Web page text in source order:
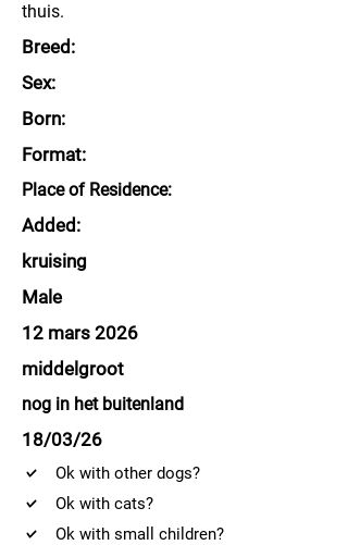
thuis.
Breed:
Sex:
Born:
Format:
Place of Residence:
Added:
kruising
Male
12 mars 2026
middelgroot
nog in het buitenland
18/03/26
Ok with other dogs?
Ok with cats?
Ok with small children?